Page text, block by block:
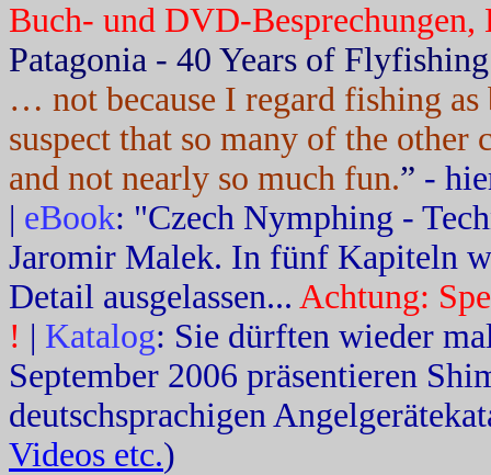
Buch- und DVD-Besprechungen,
Patagonia - 40 Years of
… not because I regard fishing
suspect that so many of the
and not nearly so much fun.” -
| eBook: "Czech Nymphing -
Jaromir Malek. In fünf Kapiteln
Detail ausgelassen... Achtung:
! | Katalog: Sie dürften wieder
September 2006 präsentieren
deutschsprachigen
Videos etc.)